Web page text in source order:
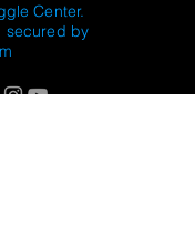
Center.
secured by